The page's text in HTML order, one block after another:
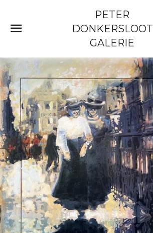
SITE NAVIGATIE
PETER
DONKERSLOOT
GALERIE